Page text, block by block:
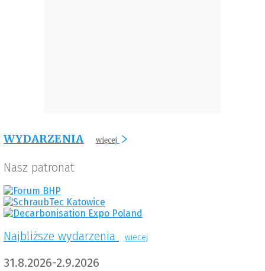
WYDARZENIA więcej
Nasz patronat
Najbliższe wydarzenia wiecej
31.8.2026-2.9.2026